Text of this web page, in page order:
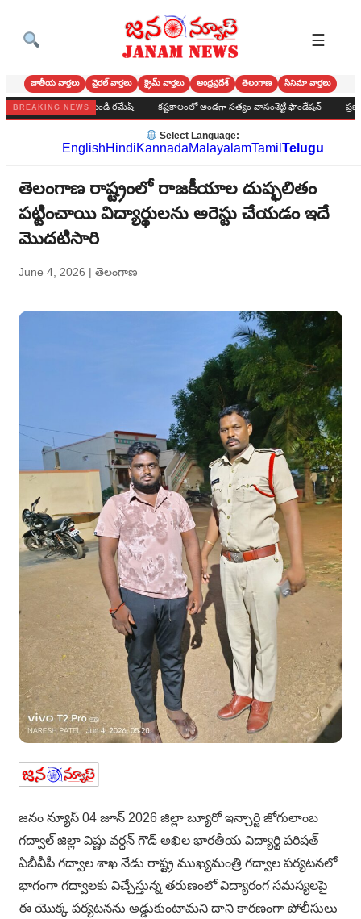
☰
జాతీయ వార్తలు వైరల్ వార్తలు క్రైమ్ వార్తలు ఆంధ్రప్రదేశ్ తెలంగాణ సినిమా వార్తలు
BREAKING NEWS
అమూల్యం బండి రమేష్ కష్టకాలంలో అండగా సత్యం వాసంశెట్టి ఫౌండేషన్ ప్రభుత్వ డిగ్రీ
Select Language:
EnglishHindiKannadaMalayalamTamil Telugu
తెలంగాణ రాష్ట్రంలో రాజకీయాల దుష్ఫలితం
పట్టించాయి విద్యార్థులను అరెస్టు చేయడం ఇదే
మొదటిసారి
June 4, 2026 | తెలంగాణ
జనం న్యూస్ 04 జూన్ 2026 జిల్లా బ్యూరో ఇన్చార్జి జోగులాంబ
గద్వాల్ జిల్లా విష్ణు వర్ధన్ గౌడ్ అఖిల భారతీయ విద్యార్థి పరిషత్
ఏబీవీపీ గద్వాల శాఖ నేడు రాష్ట్ర ముఖ్యమంత్రి గద్వాల పర్యటనలో
భాగంగా గద్వాలకు విచ్చేస్తున్న తరుణంలో విద్యారంగ సమస్యలపై
ఈ యొక్క పర్యటనను అడ్డుకుంటామని దాని కారణంగా పోలీసులు